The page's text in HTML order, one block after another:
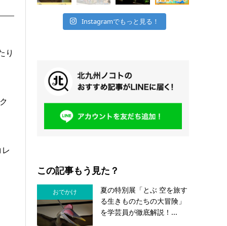
り
Instagramでもっと見る！
この記事もう見た？
おでかけ
夏の特別展「とぶ 空を旅す
る生きものたちの大冒険」
を学芸員が徹底解説！...